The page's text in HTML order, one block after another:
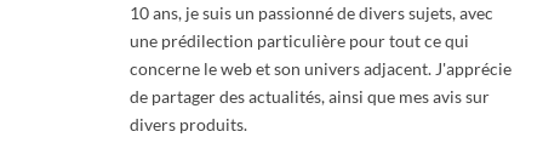
10 ans, je suis un passionné de divers sujets, avec
une prédilection particulière pour tout ce qui
concerne le web et son univers adjacent. J'apprécie
de partager des actualités, ainsi que mes avis sur
divers produits.